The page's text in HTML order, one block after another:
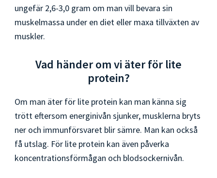
ungefär 2,6-3,0 gram om man vill bevara sin
muskelmassa under en diet eller maxa tillväxten av
muskler.
Vad händer om vi äter för lite
protein?
Om man äter för lite protein kan man känna sig
trött eftersom energinivån sjunker, musklerna bryts
ner och immunförsvaret blir sämre. Man kan också
få utslag. För lite protein kan även påverka
koncentrationsförmågan och blodsockernivån.